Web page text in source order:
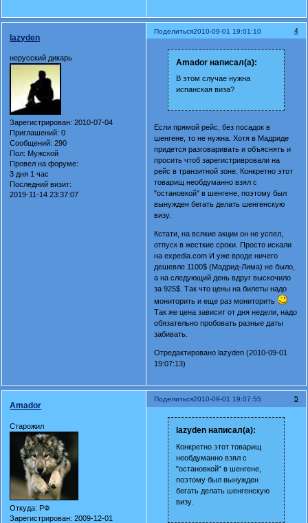
Поделиться 4
2010-09-01 19:01:10
lazyden
нерусский дикарь
Зарегистрирован: 2010-07-04
Приглашений: 0
Сообщений: 290
Пол: Мужской
Провел на форуме:
3 дня 1 час
Последний визит:
2019-11-14 23:37:07
Amador написал(а):
В этом случае нужна
испанская виза?
Если прямой рейс, без посадок в
шенгене, то не нужна. Хотя в Мадриде
придется разговаривать и объяснять и
просить чтоб зарегистривровали на
рейс в транзитной зоне. Конкретно этот
товарищ необдуманно взял с
"остановкой" в шенгене, поэтому был
вынужден бегать делать шенгенскую
визу.
Кстати, на всякие акции он не успел,
отпуск в жесткие сроки. Просто искали
на expedia.com И уже вроде ничего
дешевле 1100$ (Мадрид-Лима) не было,
а на следующий день вдруг выскочило
за 925$. Так что цены на билеты надо
мониторить и еще раз мониторить
Так же цена зависит от дня недели, надо
обязательно пробовать разные даты
забивать.
Отредактировано lazyden (2010-09-01
19:07:13)
Поделиться 5
2010-09-01 19:07:55
Amador
Старожил
Откуда: РФ
Зарегистрирован: 2009-12-01
lazyden написал(а):
Конкретно этот товарищ
необдуманно взял с
"остановкой" в шенгене,
поэтому был вынужден
бегать делать шенгенскую
визу.